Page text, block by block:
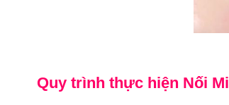
Quy trình thực hiện Nối